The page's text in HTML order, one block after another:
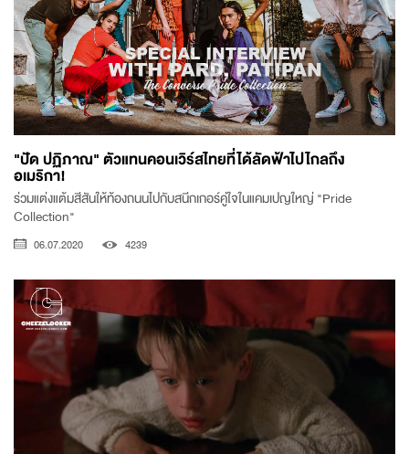
"ปัด ปฏิภาณ" ตัวแทนคอนเวิร์สไทยที่ได้ลัดฟ้าไปไกลถึง
อเมริกา!
ร่วมแต่งแต้มสีสันให้ท้องถนนไปกับสนีกเกอร์คู่ใจในแคมเปญใหญ่ "Pride
Collection"
06.07.2020 4239